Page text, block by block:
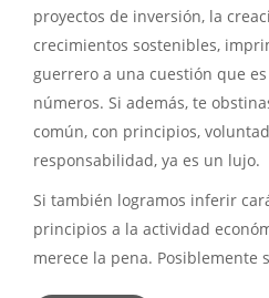
proyectos de inversión, la
crecimientos sostenibles,
guerrero a una cuestión que
números. Si además, te
común, con principios,
responsabilidad, ya es un lujo.
Si también logramos inferir
principios a la actividad
merece la pena. Posiblemente